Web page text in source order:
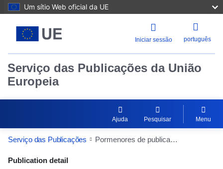
Um sítio Web oficial da UE
Iniciar sessão português
Serviço das Publicações da União
Europeia
Ajuda Pesquisar Menu
Serviço das Publicações Pormenores de publicação
Publication Detail Actions Portlet
Publication detail